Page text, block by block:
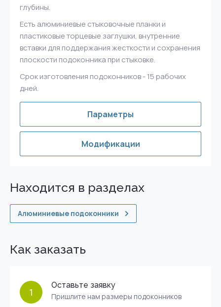
глубины.
Есть алюминиевые стыковочные планки и
пластиковые торцевые заглушки, внутренние
вставки для поддержания жесткости и сохранения
плоскости подоконника при стыковке.
Срок изготовления подоконников - 15 рабочих
дней.
Параметры
Модификации
Находится в разделах
Алюминиевые подоконники
Как заказать
1
Оставьте заявку
Пришлите нам размеры подоконников